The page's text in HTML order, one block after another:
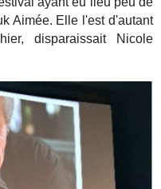
Aimée. Elle l'est d'autant
disparaissait Nicole